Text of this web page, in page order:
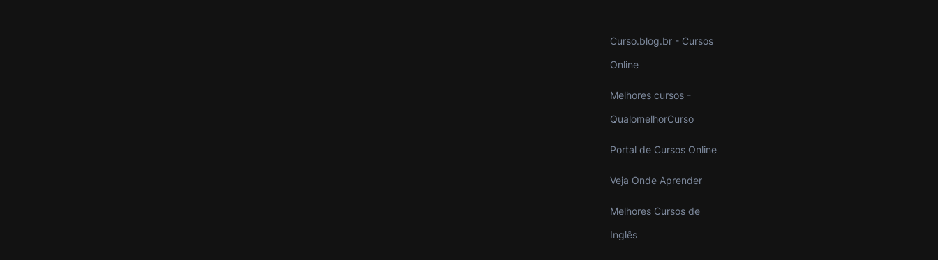
Curso.blog.br - Cursos
Online
Melhores cursos -
QualomelhorCurso
Portal de Cursos Online
Veja Onde Aprender
Melhores Cursos de
Inglês